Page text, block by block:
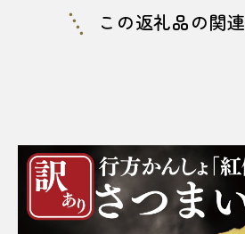
この返礼品の関